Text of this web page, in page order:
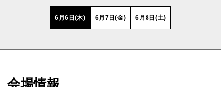
6月6日(木) 6月7日(金) 6月8日(土)
会場情報